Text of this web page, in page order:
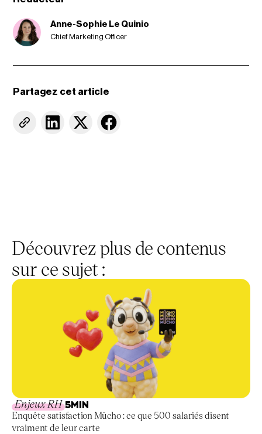
Anne-Sophie Le Quinio
Chief Marketing Officer
Partagez cet article
Découvrez plus de contenus
sur ce sujet :
Enjeux RH 5MIN
Enquête satisfaction Mūcho : ce que 500 salariés disent
vraiment de leur carte